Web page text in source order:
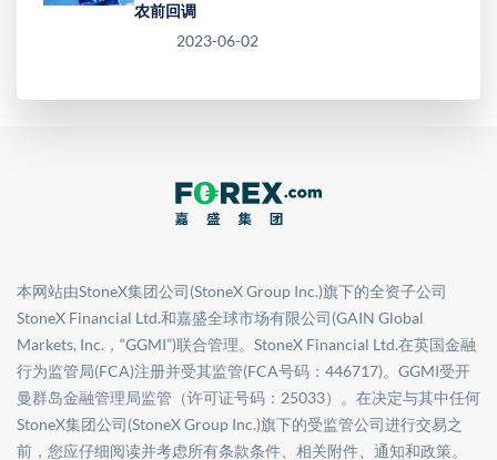
农前回调
2023-06-02
本网站由StoneX集团公司(StoneX Group Inc.)旗下的全资子公司
StoneX Financial Ltd.和嘉盛全球市场有限公司(GAIN Global
Markets, Inc.，“GGMI”)联合管理。StoneX Financial Ltd.在英国金融
行为监管局(FCA)注册并受其监管(FCA号码：446717)。GGMI受开
曼群岛金融管理局监管（许可证号码：25033）。在决定与其中任何
StoneX集团公司(StoneX Group Inc.)旗下的受监管公司进行交易之
前，您应仔细阅读并考虑所有条款条件、相关附件、通知和政策。